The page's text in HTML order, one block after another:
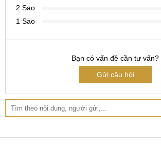
CN 2:
Hotline:
0338.424242
CN 4:123 Trần Quang Khải, Quận 1
Hotline:0969.520.520
CN 5:602 Lê Hồng Phong, Quận 10
2 Sao
1 Sao
Bạn có vấn đề cần tư vấn?
Gửi câu hỏi